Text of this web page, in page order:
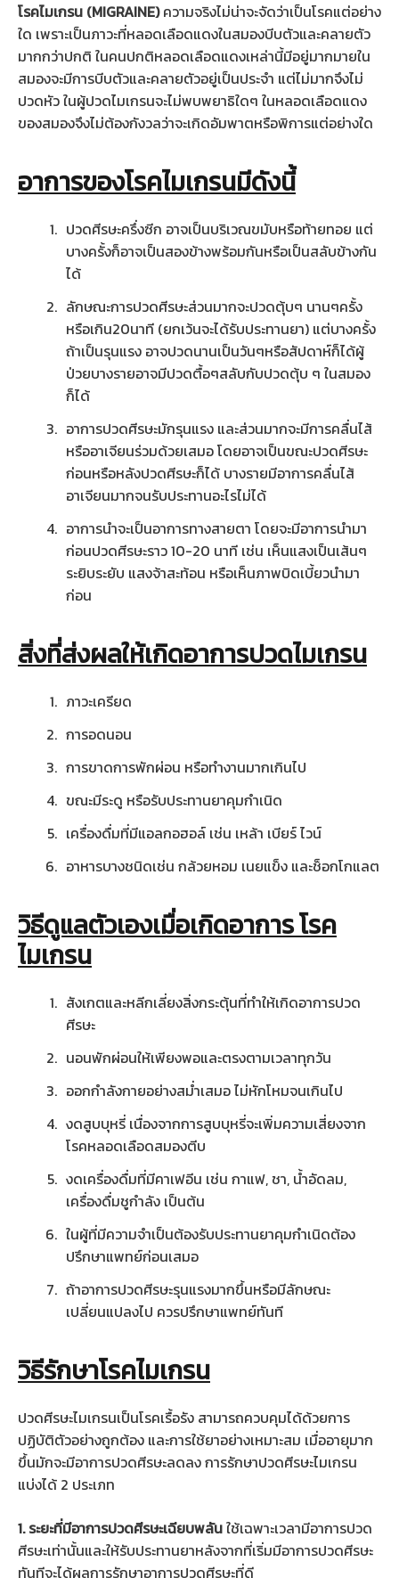
โรคไมเกรน (MIGRAINE)ความจริงไม่น่าจะจัดว่าเป็นโรคแต่อย่าง
ใด เพราะเป็นภาวะที่หลอดเลือดแดงในสมองบีบตัวและคลายตัว
มากกว่าปกติ ในคนปกติหลอดเลือดแดงเหล่านี้มีอยู่มากมายใน
สมองจะมีการบีบตัวและคลายตัวอยู่เป็นประจำ แต่ไม่มากจึงไม่
ปวดหัว ในผู้ปวดไมเกรนจะไม่พบพยาธิใดๆ ในหลอดเลือดแดง
ของสมองจึงไม่ต้องกังวลว่าจะเกิดอัมพาตหรือพิการแต่อย่างใด
อาการของโรคไมเกรนมีดังนี้
ปวดศีรษะครึ่งซีก อาจเป็นบริเวณขมับหรือท้ายทอย แต่
บางครั้งก็อาจเป็นสองข้างพร้อมกันหรือเป็นสลับข้างกัน
ได้
ลักษณะการปวดศีรษะส่วนมากจะปวดตุ้บๆ นานๆครั้ง
หรือเกิน20นาที (ยกเว้นจะได้รับประทานยา) แต่บางครั้ง
ถ้าเป็นรุนแรง อาจปวดนานเป็นวันๆหรือสัปดาห์ก็ได้ผู้
ป่วยบางรายอาจมีปวดตื้อๆสลับกับปวดตุ้บ ๆ ในสมอง
ก็ได้
อาการปวดศีรษะมักรุนแรง และส่วนมากจะมีการคลื่นไส้
หรืออาเจียนร่วมด้วยเสมอ โดยอาจเป็นขณะปวดศีรษะ
ก่อนหรือหลังปวดศีรษะก็ได้ บางรายมีอาการคลื่นไส้
อาเจียนมากจนรับประทานอะไรไม่ได้
อาการนำจะเป็นอาการทางสายตา โดยจะมีอาการนำมา
ก่อนปวดศีรษะราว 10-20 นาที เช่น เห็นแสงเป็นเส้นๆ
ระยิบระยับ แสงจ้าสะท้อน หรือเห็นภาพบิดเบี้ยวนำมา
ก่อน
สิ่งที่ส่งผลให้เกิดอาการปวดไมเกรน
ภาวะเครียด
การอดนอน
การขาดการพักผ่อน หรือทำงานมากเกินไป
ขณะมีระดู หรือรับประทานยาคุมกำเนิด
เครื่องดื่มที่มีแอลกอฮอล์ เช่น เหล้า เบียร์ ไวน์
อาหารบางชนิดเช่น กล้วยหอม เนยแข็ง และช็อกโกแลต
วิธีดูแลตัวเองเมื่อเกิดอาการ โรค
ไมเกรน
สังเกตและหลีกเลี่ยงสิ่งกระตุ้นที่ทำให้เกิดอาการปวด
ศีรษะ
นอนพักผ่อนให้เพียงพอและตรงตามเวลาทุกวัน
ออกกำลังกายอย่างสม่ำเสมอ ไม่หักโหมจนเกินไป
งดสูบบุหรี่ เนื่องจากการสูบบุหรี่จะเพิ่มความเสี่ยงจาก
โรคหลอดเลือดสมองตีบ
งดเครื่องดื่มที่มีคาเฟอีน เช่น กาแฟ, ชา, น้ำอัดลม,
เครื่องดื่มชูกำลัง เป็นต้น
ในผู้ที่มีความจำเป็นต้องรับประทานยาคุมกำเนิดต้อง
ปรึกษาแพทย์ก่อนเสมอ
ถ้าอาการปวดศีรษะรุนแรงมากขึ้นหรือมีลักษณะ
เปลี่ยนแปลงไป ควรปรึกษาแพทย์ทันที
วิธีรักษาโรคไมเกรน
ปวดศีรษะไมเกรนเป็นโรคเรื้อรัง สามารถควบคุมได้ด้วยการ
ปฏิบัติตัวอย่างถูกต้อง และการใช้ยาอย่างเหมาะสม เมื่ออายุมาก
ขึ้นมักจะมีอาการปวดศีรษะลดลง การรักษาปวดศีรษะไมเกรน
แบ่งได้ 2 ประเภท
1. ระยะที่มีอาการปวดศีรษะเฉียบพลันใช้เฉพาะเวลามีอาการปวด
ศีรษะเท่านั้นและให้รับประทานยาหลังจากที่เริ่มมีอาการปวดศีรษะ
ทันทีจะได้ผลการรักษาอาการปวดศีรษะที่ดี